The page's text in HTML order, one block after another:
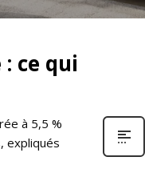
ce qui
à 5,5 %
expliqués